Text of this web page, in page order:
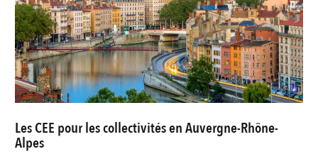
Les CEE pour les collectivités en Auvergne-Rhône-
Alpes